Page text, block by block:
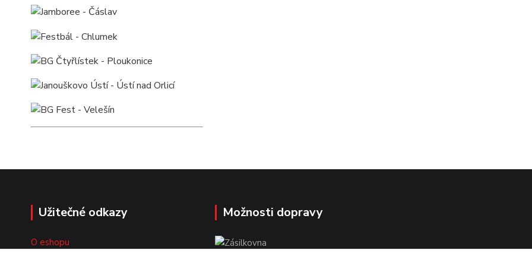
Užitečné odkazy
O eshopu
Možnosti dopravy